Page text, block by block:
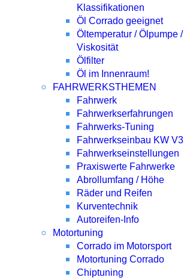
Klassifikationen
Öl Corrado geeignet
Öltemperatur / Ölpumpe /
Viskosität
Ölfilter
Öl im Innenraum!
FAHRWERKSTHEMEN
Fahrwerk
Fahrwerkserfahrungen
Fahrwerks-Tuning
Fahrwerkseinbau KW V3
Fahrwerkseinstellungen
Praxiswerte Fahrwerke
Abrollumfang / Höhe
Räder und Reifen
Kurventechnik
Autoreifen-Info
Motortuning
Corrado im Motorsport
Motortuning Corrado
Chiptuning